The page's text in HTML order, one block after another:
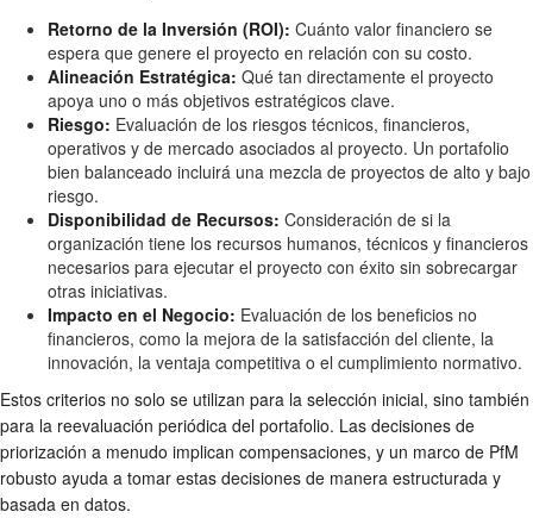
Retorno de la Inversión (ROI): Cuánto valor financiero se
espera que genere el proyecto en relación con su costo.
Alineación Estratégica: Qué tan directamente el proyecto
apoya uno o más objetivos estratégicos clave.
Riesgo: Evaluación de los riesgos técnicos, financieros,
operativos y de mercado asociados al proyecto. Un portafolio
bien balanceado incluirá una mezcla de proyectos de alto y bajo
riesgo.
Disponibilidad de Recursos: Consideración de si la
organización tiene los recursos humanos, técnicos y financieros
necesarios para ejecutar el proyecto con éxito sin sobrecargar
otras iniciativas.
Impacto en el Negocio: Evaluación de los beneficios no
financieros, como la mejora de la satisfacción del cliente, la
innovación, la ventaja competitiva o el cumplimiento normativo.
Estos criterios no solo se utilizan para la selección inicial, sino también
para la reevaluación periódica del portafolio. Las decisiones de
priorización a menudo implican compensaciones, y un marco de PfM
robusto ayuda a tomar estas decisiones de manera estructurada y
basada en datos.